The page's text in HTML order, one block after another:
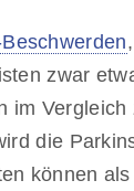
zwar
die
können